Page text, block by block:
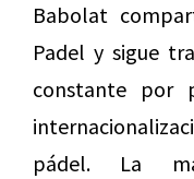
Babolat
Padel y sigue
constante por
pádel. La